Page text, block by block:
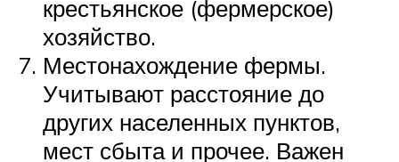
крестьянское (фермерское)
хозяйство.
Местонахождение фермы.
Учитывают расстояние до
других населенных пунктов,
мест сбыта и прочее. Важен